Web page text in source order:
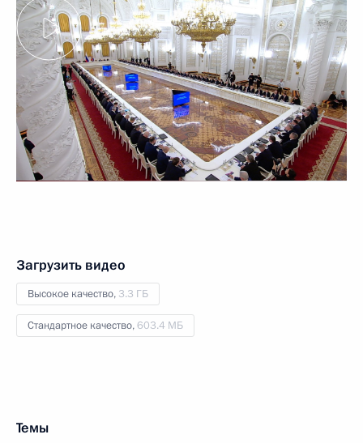
Загрузить видео
Высокое качество, 3.3 ГБ
Стандартное качество,603.4 МБ
Темы